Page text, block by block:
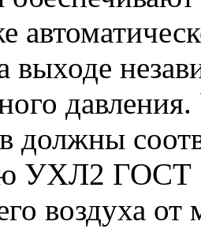
выходе
должны
УХЛ2 ГОСТ
воздуха